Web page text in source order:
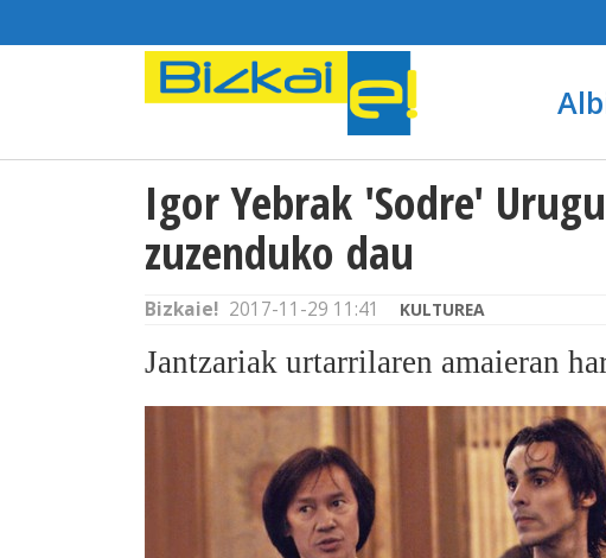
Igor Yebrak 'Sodre'
zuzenduko dau
Bizkaie! 2017-11-29 11:41 KULTUREA
Jantzariak urtarrilaren amaieran